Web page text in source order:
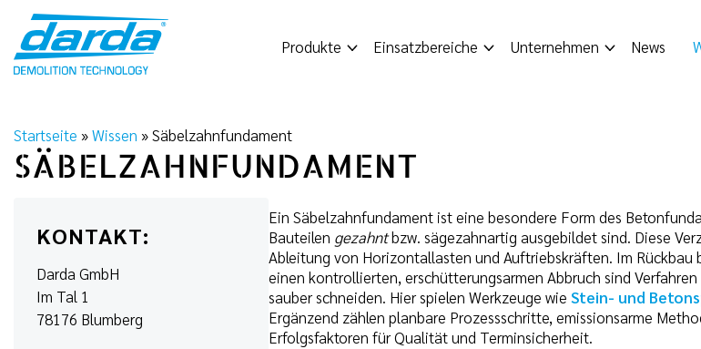
content
Produkte Einsatzbereiche Unternehmen News
Startseite »Wissen »Säbelzahnfundament
SÄBELZAHNFUNDAMENT
KONTAKT:
Darda GmbH
Im Tal 1
78176 Blumberg
Ein Säbelzahnfundament ist eine besondere Form des
Bauteilen gezahntbzw. sägezahnartig ausgebildet sind. Diese
Ableitung von Horizontallasten und Auftriebskräften. Im
einen kontrollierten, erschütterungsarmen Abbruch sind
sauber schneiden. Hier spielen Werkzeuge wie Stein- und
Ergänzend zählen planbare Prozessschritte, emissionsarme
Erfolgsfaktoren für Qualität und Terminsicherheit.